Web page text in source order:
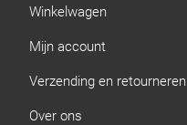
Winkelwagen
Mijn account
Verzending en retourneren
Over ons